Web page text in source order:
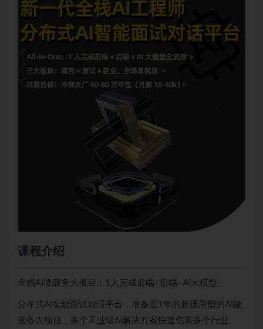
课程介绍
全栈AI微服务大项目：1人完成前端+后端+AI大模型
分布式AI智能面试对话平台，准备近1年的超通用型的AI微
服务大项目，多个工业级AI解决方案快速包装多个行业